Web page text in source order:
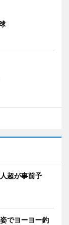
超が事前予
でヨーヨー釣